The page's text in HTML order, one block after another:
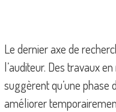
Le dernier axe de
l’auditeur. Des travaux
suggèrent qu’une
améliorer